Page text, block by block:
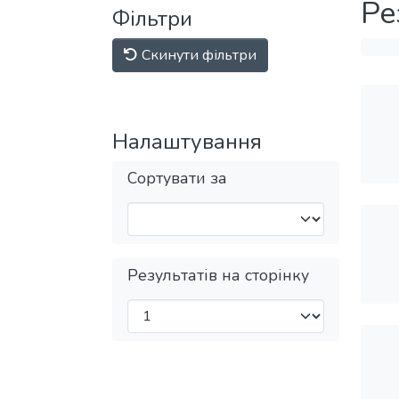
Фільтри
Скинути фільтри
Налаштування
Сортувати за
Результатів на сторінку